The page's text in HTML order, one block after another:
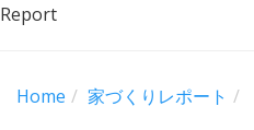
Report
Home 家づくりレポート